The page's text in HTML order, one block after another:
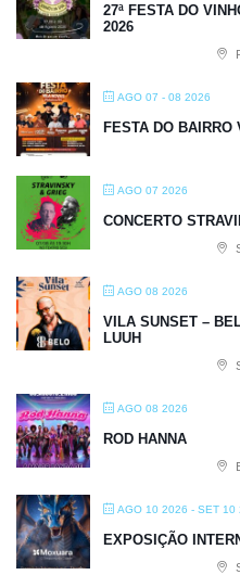
27ª FESTA DO
2026
AGO 07 - 08 2026
FESTA DO BAIRRO
AGO 07 2026
CONCERTO
AGO 08 2026
VILA SUNSET –
LUUH
AGO 08 2026
ROD HANNA
AGO 10 2026 - SET 10
EXPOSIÇÃO